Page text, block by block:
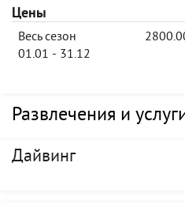
Цены
Весь сезон
01.01 - 31.12
Развлечения и
Дайвинг